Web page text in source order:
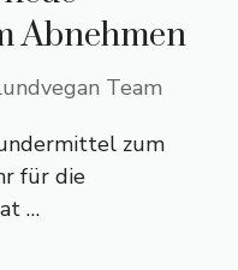
Abnehmen
Team
zum
für die
…